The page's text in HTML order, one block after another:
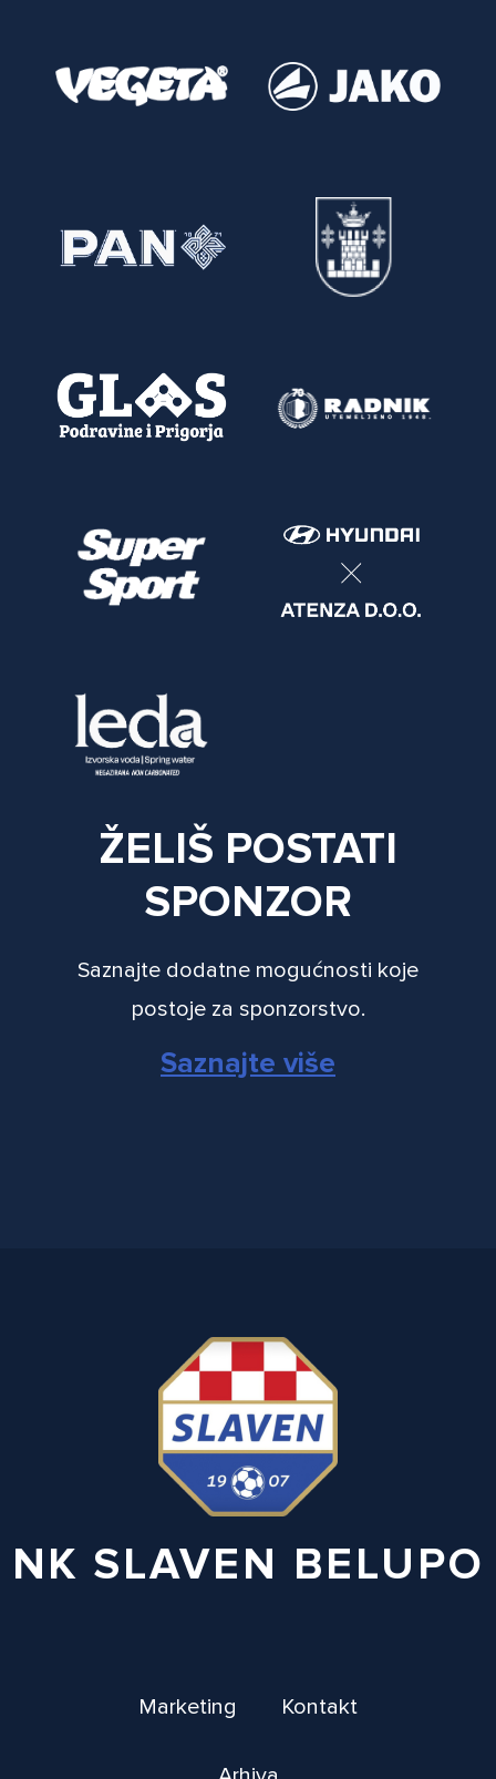
ŽELIŠ POSTATI
SPONZOR
Saznajte dodatne mogućnosti koje
postoje za sponzorstvo.
Saznajte više
NK SLAVEN BELUPO
Marketing Kontakt